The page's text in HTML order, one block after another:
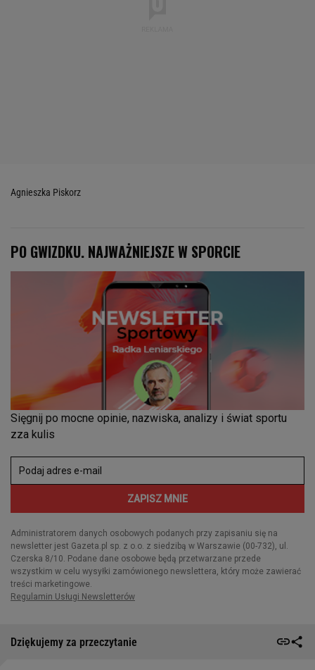
Agnieszka Piskorz
Dziękujemy za przeczytanie